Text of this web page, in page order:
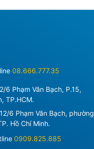
08.666.777.35
6 Phạm Văn Bạch, P.15,
TP.HCM.
6 Phạm Văn Bạch, phường
Hồ Chí Minh.
0909.825.885